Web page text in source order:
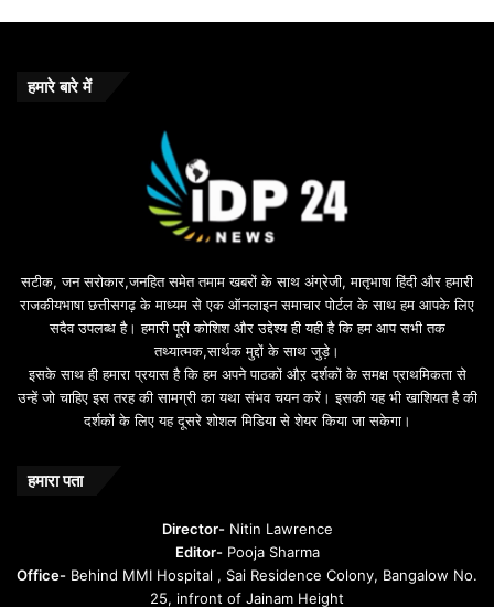
हमारे बारे में
सटीक, जन सरोकार,जनहित समेत तमाम खबरों के साथ अंग्रेजी, मातृभाषा हिंदी और हमारी
राजकीयभाषा छत्तीसगढ़ के माध्यम से एक ऑनलाइन समाचार पोर्टल के साथ हम आपके लिए
सदैव उपलब्ध है। हमारी पूरी कोशिश और उद्देश्य ही यही है कि हम आप सभी तक
तथ्यात्मक,सार्थक मुद्दों के साथ जुड़े।
इसके साथ ही हमारा प्रयास है कि हम अपने पाठकों औऱ दर्शकों के समक्ष प्राथमिकता से
उन्हें जो चाहिए इस तरह की सामग्री का यथा संभव चयन करें। इसकी यह भी खाशियत है की
दर्शकों के लिए यह दूसरे शोशल मिडिया से शेयर किया जा सकेगा।
हमारा पता
Director-Nitin Lawrence
Editor-Pooja Sharma
Office- Behind MMI Hospital , Sai Residence Colony, Bangalow No.
25, infront of Jainam Height